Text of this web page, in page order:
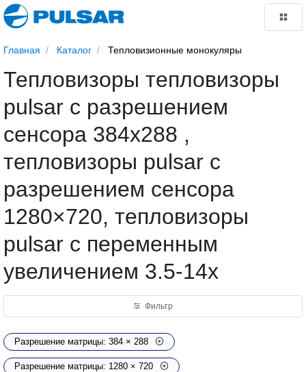
Главная Каталог Тепловизионные монокуляры
Тепловизоры тепловизоры
pulsar с разрешением
сенсора 384x288 ,
тепловизоры pulsar с
разрешением сенсора
1280×720, тепловизоры
pulsar с переменным
увеличением 3.5-14x
Фильтр
Разрешение матрицы: 384 × 288
Разрешение матрицы: 1280 × 720